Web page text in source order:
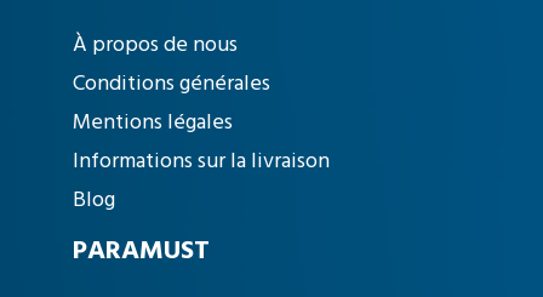
À propos de nous
Conditions générales
Mentions légales
Informations sur la livraison
Blog
PARAMUST